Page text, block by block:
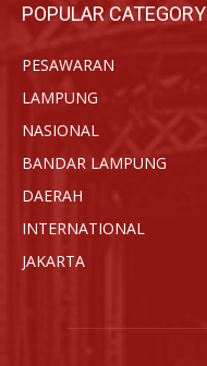
POPULAR CATEGORY
PESAWARAN
LAMPUNG
NASIONAL
BANDAR LAMPUNG
DAERAH
INTERNATIONAL
JAKARTA